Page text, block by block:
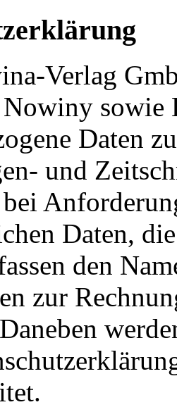
Verlag
sowie
Daten
und
Daten,
den
zur